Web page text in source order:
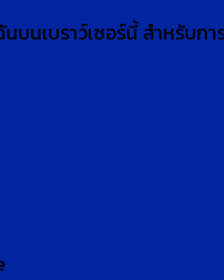
บนเบราว์เซอร์นี้ สำหรับก